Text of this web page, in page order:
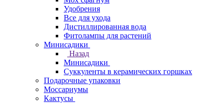
Удобрения
Все для ухода
Дистиллированная вода
Фитолампы для растений
Минисадики
Назад
Минисадики
Суккуленты в керамических горшках
Подарочные упаковки
Моссариумы
Кактусы